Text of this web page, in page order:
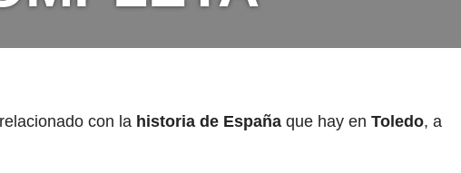
relacionado con la historia de España que hay en Toledo, a